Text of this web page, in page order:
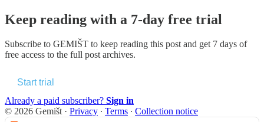
Keep reading with a 7-day free trial
Subscribe to GEMIŠT to keep reading this post and get 7 days of
free access to the full post archives.
Start trial
Already a paid subscriber? Sign in
© 2026 Gemišt· Privacy ∙ Terms ∙ Collection notice